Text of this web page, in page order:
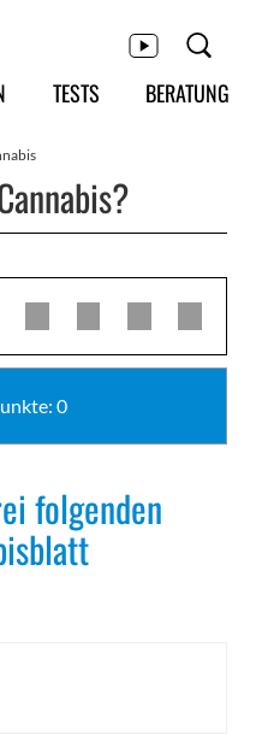
TESTS BERATUNG
0
folgenden